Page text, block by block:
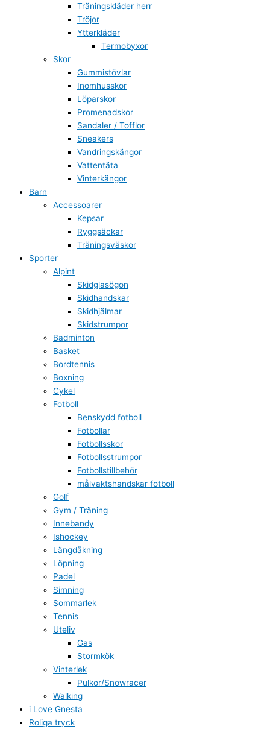
Träningskläder herr
Tröjor
Ytterkläder
Termobyxor
Skor
Gummistövlar
Inomhusskor
Löparskor
Promenadskor
Sandaler / Tofflor
Sneakers
Vandringskängor
Vattentäta
Vinterkängor
Barn
Accessoarer
Kepsar
Ryggsäckar
Träningsväskor
Sporter
Alpint
Skidglasögon
Skidhandskar
Skidhjälmar
Skidstrumpor
Badminton
Basket
Bordtennis
Boxning
Cykel
Fotboll
Benskydd fotboll
Fotbollar
Fotbollsskor
Fotbollsstrumpor
Fotbollstillbehör
målvaktshandskar fotboll
Golf
Gym / Träning
Innebandy
Ishockey
Längdåkning
Löpning
Padel
Simning
Sommarlek
Tennis
Uteliv
Gas
Stormkök
Vinterlek
Pulkor/Snowracer
Walking
i Love Gnesta
Roliga tryck